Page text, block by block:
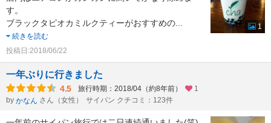
す。
ブラックタピオカミルクティーがおすすめの...
続きを読む
投稿日:2018/06/22
1
一年ぶりに行きました
4.5 旅行時期：2018/04（約8年前）
1
by かなん さん（女性） サイパン クチコミ：123件